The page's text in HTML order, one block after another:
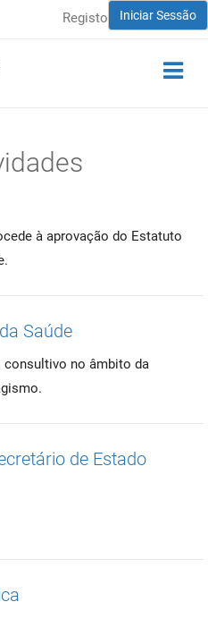
Iniciar Sessão
Registo
à aprovação do Estatuto
Saúde
consultivo no âmbito da
de Estado